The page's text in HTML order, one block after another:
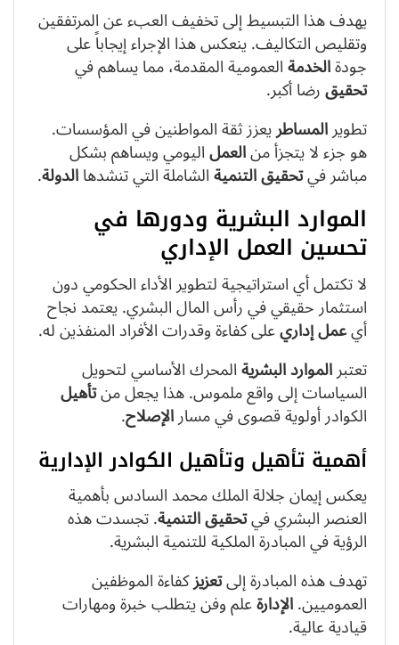
يهدف هذا التبسيط إلى تخفيف العبء عن المرتفقين
وتقليص التكاليف. ينعكس هذا الإجراء إيجاباً على
جودةالخدمةالعمومية المقدمة، مما يساهم في
تحقيقرضا أكبر.
تطويرالمساطريعزز ثقة المواطنين في المؤسسات.
هو جزء لا يتجزأ منالعملاليومي ويساهم بشكل
مباشر فيتحقيقالتنميةالشاملة التي تنشدهاالدولة.
الموارد البشرية ودورها في
تحسين العمل الإداري
لا تكتمل أي استراتيجية لتطوير الأداء الحكومي دون
استثمار حقيقي في رأس المال البشري. يعتمد نجاح
أيعمل إداريعلى كفاءة وقدرات الأفراد المنفذين له.
تعتبرالموارد البشريةالمحرك الأساسي لتحويل
السياسات إلى واقع ملموس. هذا يجعل منتأهيل
الكوادر أولوية قصوى في مسارالإصلاح.
أهمية تأهيل وتأهيل الكوادر الإدارية
يعكس إيمان جلالة الملك محمد السادس بأهمية
العنصر البشري فيتحقيقالتنمية. تجسدت هذه
الرؤية في المبادرة الملكية للتنمية البشرية.
تهدف هذه المبادرة إلىتعزيزكفاءة الموظفين
العموميين.الإدارةعلم وفن يتطلب خبرة ومهارات
قيادية عالية.